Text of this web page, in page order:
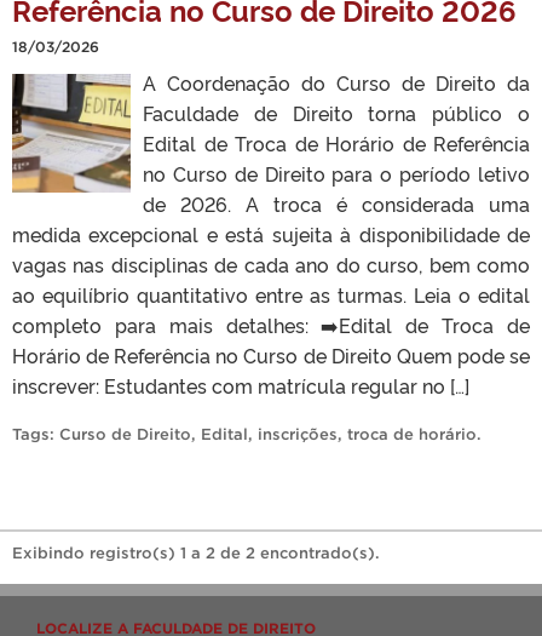
Referência no Curso de Direito 2026
18/03/2026
A Coordenação do Curso de Direito da
Faculdade de Direito torna público o
Edital de Troca de Horário de Referência
no Curso de Direito para o período letivo
de 2026. A troca é considerada uma
medida excepcional e está sujeita à disponibilidade de
vagas nas disciplinas de cada ano do curso, bem como
ao equilíbrio quantitativo entre as turmas. Leia o edital
completo para mais detalhes: ➡️Edital de Troca de
Horário de Referência no Curso de Direito Quem pode se
inscrever: Estudantes com matrícula regular no […]
Tags: Curso de Direito, Edital, inscrições, troca de horário.
Exibindo registro(s) 1 a 2 de 2 encontrado(s).
LOCALIZE A FACULDADE DE DIREITO